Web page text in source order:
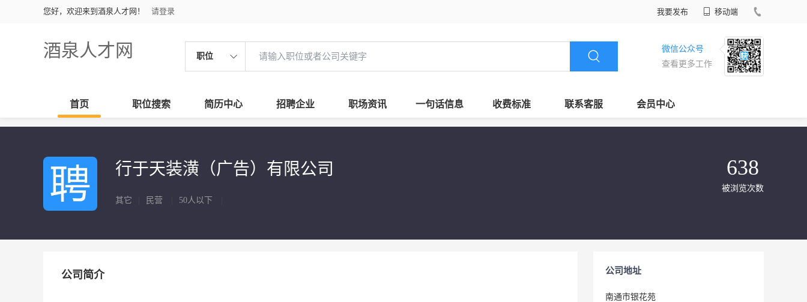
您好，欢迎来到酒泉人才网！ 请登录 我要发布 移动端
酒泉人才网 职位
微信公众号
查看更多工作
首页 职位搜索 简历中心 招聘企业 职场资讯 一句话信息 收费标准 联系客服 会员中心
行于天装潢（广告）有限公司
其它 民营 50人以下
638
被浏览次数
公司简介 公司地址
南通市银花苑